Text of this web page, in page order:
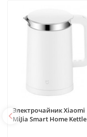
Электрочайник Xiaomi
MiJia Smart Home Kettle